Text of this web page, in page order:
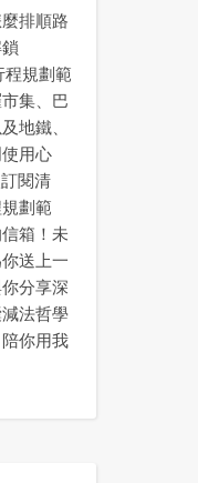
排順路
程規劃範
集、巴
地鐵、
用心
閱清
劃範
箱！未
送上一
分享深
法哲學
你用我